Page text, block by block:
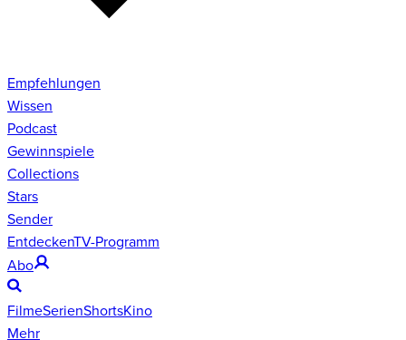
Empfehlungen
Wissen
Podcast
Gewinnspiele
Collections
Stars
Sender
EntdeckenTV-Programm
Abo
FilmeSerienShortsKino
Mehr